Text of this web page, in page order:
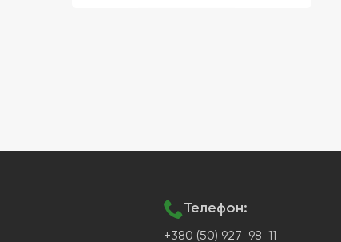
Телефон:
+380 (50) 927-98-11